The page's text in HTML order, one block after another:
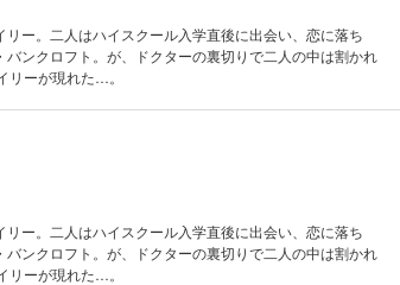
ー。二人はハイスクール入学直後に出会い、恋に落ち
ンクロフト。が、ドクターの裏切りで二人の中は割かれ
リーが現れた…。
ー。二人はハイスクール入学直後に出会い、恋に落ち
ンクロフト。が、ドクターの裏切りで二人の中は割かれ
リーが現れた…。